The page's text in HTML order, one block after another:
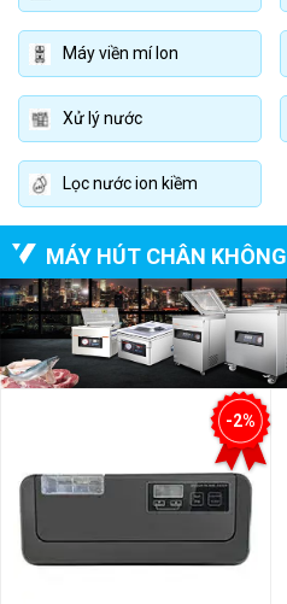
Máy viền mí lon
Xử lý nước
Lọc nước ion kiềm
MÁY HÚT CHÂN KHÔNG
-2%